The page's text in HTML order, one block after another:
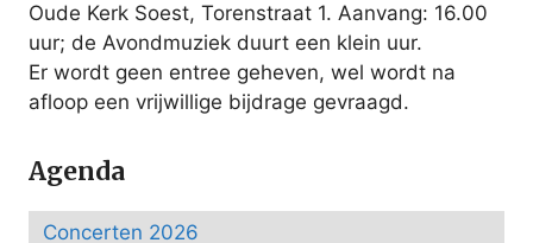
Oude Kerk Soest, Torenstraat 1. Aanvang: 16.00
uur; de Avondmuziek duurt een klein uur.
Er wordt geen entree geheven, wel wordt na
afloop een vrijwillige bijdrage gevraagd.
Agenda
Concerten 2026